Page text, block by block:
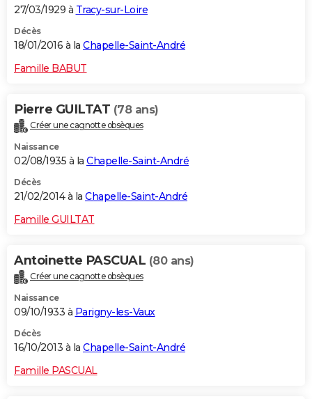
27/03/1929 à Tracy-sur-Loire
Décès
18/01/2016 à la Chapelle-Saint-André
Famille BABUT
Pierre GUILTAT (78 ans)
Créer une cagnotte obsèques
Naissance
02/08/1935 à la Chapelle-Saint-André
Décès
21/02/2014 à la Chapelle-Saint-André
Famille GUILTAT
Antoinette PASCUAL (80 ans)
Créer une cagnotte obsèques
Naissance
09/10/1933 à Parigny-les-Vaux
Décès
16/10/2013 à la Chapelle-Saint-André
Famille PASCUAL